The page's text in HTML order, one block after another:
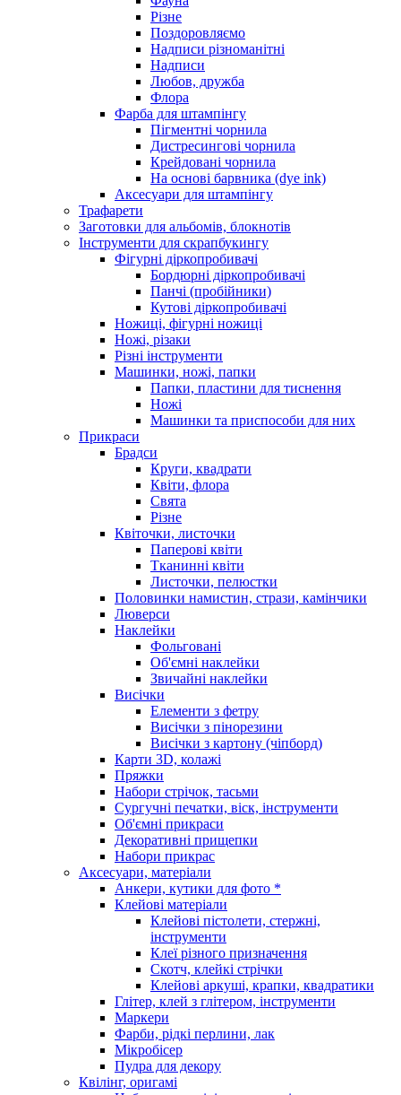
Різне
Поздоровляємо
Надписи різноманітні
Надписи
Любов, дружба
Флора
Фарба для штампінгу
Пігментні чорнила
Дистресингові чорнила
Крейдовані чорнила
На основі барвника (dye ink)
Аксесуари для штампінгу
Трафарети
Заготовки для альбомів, блокнотів
Інструменти для скрапбукингу
Фігурні діркопробивачі
Бордюрні діркопробивачі
Панчі (пробійники)
Кутові діркопробивачі
Ножиці, фігурні ножиці
Ножі, різаки
Різні інструменти
Машинки, ножі, папки
Папки, пластини для тиснення
Ножі
Машинки та приспособи для них
Прикраси
Брадси
Круги, квадрати
Квіти, флора
Свята
Різне
Квіточки, листочки
Паперові квіти
Тканинні квіти
Листочки, пелюстки
Половинки намистин, стрази, камінчики
Люверси
Наклейки
Фольговані
Об'ємні наклейки
Звичайні наклейки
Висічки
Елементи з фетру
Висічки з пінорезини
Висічки з картону (чіпборд)
Карти 3D, колажі
Пряжки
Набори стрічок, тасьми
Сургучні печатки, віск, інструменти
Об'ємні прикраси
Декоративні прищепки
Набори прикрас
Аксесуари, матеріали
Анкери, кутики для фото *
Клейові матеріали
Клейові пістолети, стержні,
інструменти
Клеї різного призначення
Скотч, клейкі стрічки
Клейові аркуші, крапки, квадратики
Глітер, клей з глітером, інструменти
Маркери
Фарби, рідкі перлини, лак
Мікробісер
Пудра для декору
Квілінг, оригамі